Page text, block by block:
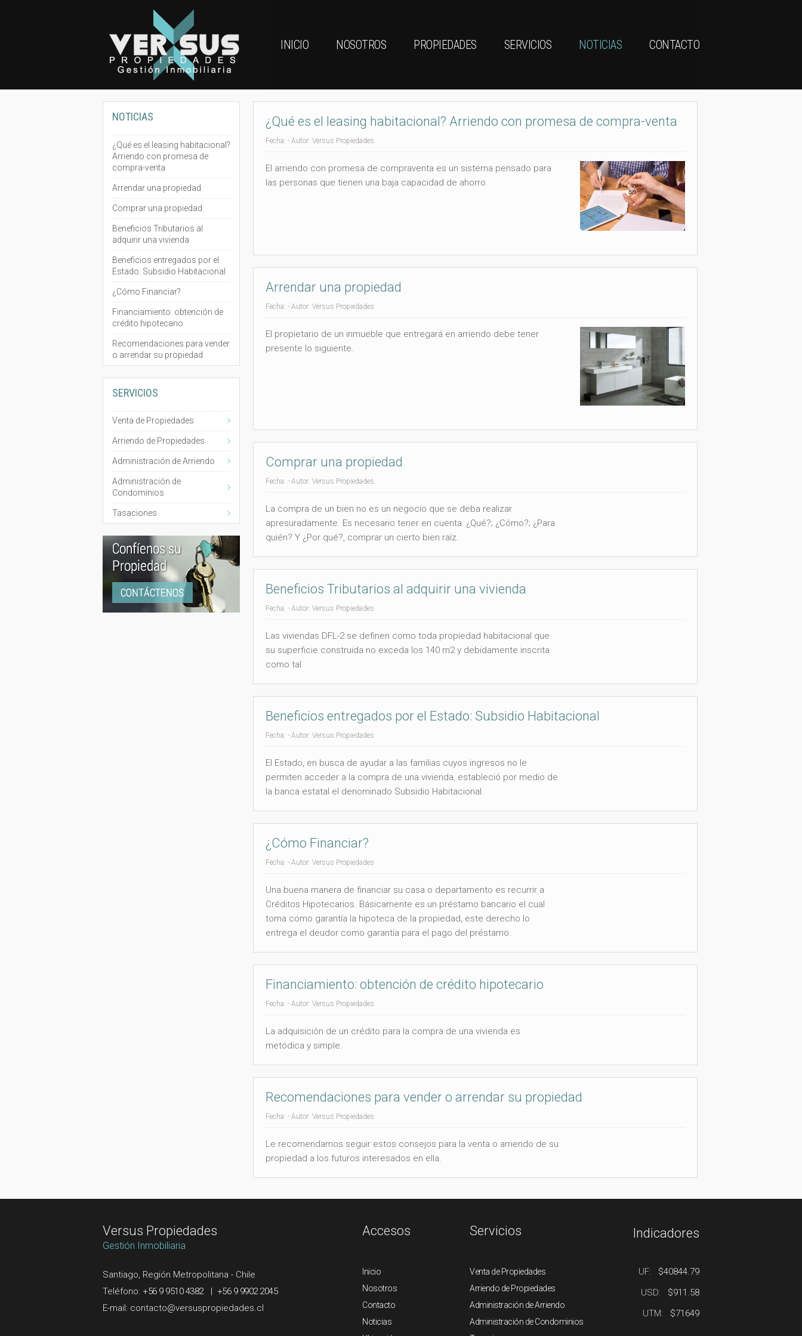
INICIO NOSOTROS PROPIEDADES SERVICIOS NOTICIAS CONTACTO
NOTICIAS
¿Qué es el leasing habitacional?
Arriendo con promesa de
compra-venta
Arrendar una propiedad
Comprar una propiedad
Beneficios Tributarios al
adquirir una vivienda
Beneficios entregados por el
Estado: Subsidio Habitacional
¿Cómo Financiar?
Financiamiento: obtención de
crédito hipotecario
Recomendaciones para vender
o arrendar su propiedad
SERVICIOS
Venta de Propiedades
Arriendo de Propiedades
Administración de Arriendo
Administración de
Condominios
Tasaciones
¿Qué es el leasing habitacional? Arriendo con promesa de compra-venta
Fecha: - Autor: Versus Propiedades
El arriendo con promesa de compraventa es un sistema pensado para
las personas que tienen una baja capacidad de ahorro.
Arrendar una propiedad
Fecha: - Autor: Versus Propiedades
El propietario de un inmueble que entregará en arriendo debe tener
presente lo siguiente.
Comprar una propiedad
Fecha: - Autor: Versus Propiedades
La compra de un bien no es un negocio que se deba realizar
apresuradamente. Es necesario tener en cuenta: ¿Qué?; ¿Cómo?; ¿Para
quién? Y ¿Por qué?, comprar un cierto bien raíz.
Beneficios Tributarios al adquirir una vivienda
Fecha: - Autor: Versus Propiedades
Las viviendas DFL-2 se definen como toda propiedad habitacional que
su superficie construida no exceda los 140 m2 y debidamente inscrita
como tal.
Beneficios entregados por el Estado: Subsidio Habitacional
Fecha: - Autor: Versus Propiedades
El Estado, en busca de ayudar a las familias cuyos ingresos no le
permiten acceder a la compra de una vivienda, estableció por medio de
la banca estatal el denominado Subsidio Habitacional.
¿Cómo Financiar?
Fecha: - Autor: Versus Propiedades
Una buena manera de financiar su casa o departamento es recurrir a
Créditos Hipotecarios. Básicamente es un préstamo bancario el cual
toma como garantía la hipoteca de la propiedad, este derecho lo
entrega el deudor como garantía para el pago del préstamo.
Financiamiento: obtención de crédito hipotecario
Fecha: - Autor: Versus Propiedades
La adquisición de un crédito para la compra de una vivienda es
metódica y simple.
Recomendaciones para vender o arrendar su propiedad
Fecha: - Autor: Versus Propiedades
Le recomendamos seguir estos consejos para la venta o arriendo de su
propiedad a los futuros interesados en ella.
Versus Propiedades
Gestión Inmobiliaria
Santiago, Región Metropolitana - Chile
Teléfono: +56 9 9510 4382| +56 9 9902 2045
E-mail:
Accesos
Inicio
Nosotros
Contacto
Noticias
Servicios
Venta de Propiedades
Arriendo de Propiedades
Administración de Arriendo
Administración de Condominios
Indicadores
UF: $40844.79
USD: $911.58
UTM: $71649